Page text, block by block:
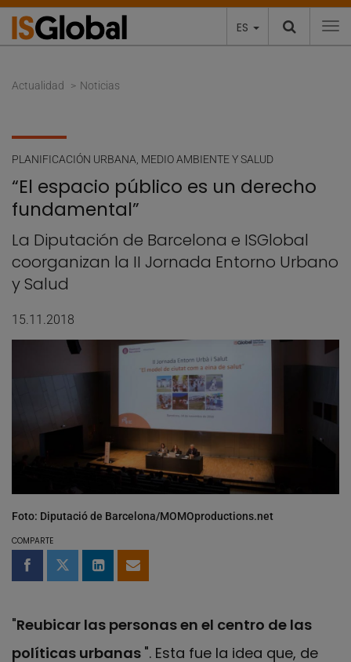
ES
Actualidad Noticias
PLANIFICACIÓN URBANA, MEDIO AMBIENTE Y SALUD
“El espacio público es un derecho
fundamental”
La Diputación de Barcelona e ISGlobal
coorganizan la II Jornada Entorno Urbano
y Salud
15.11.2018
Foto: Diputació de Barcelona/MOMOproductions.net
COMPARTE
Compartir en Facebook
Compartir en Twitter
Compartir en LinkedIn
Compartir por email
"Reubicar las personas en el centro de las
políticas urbanas ". Esta fue la idea que, de